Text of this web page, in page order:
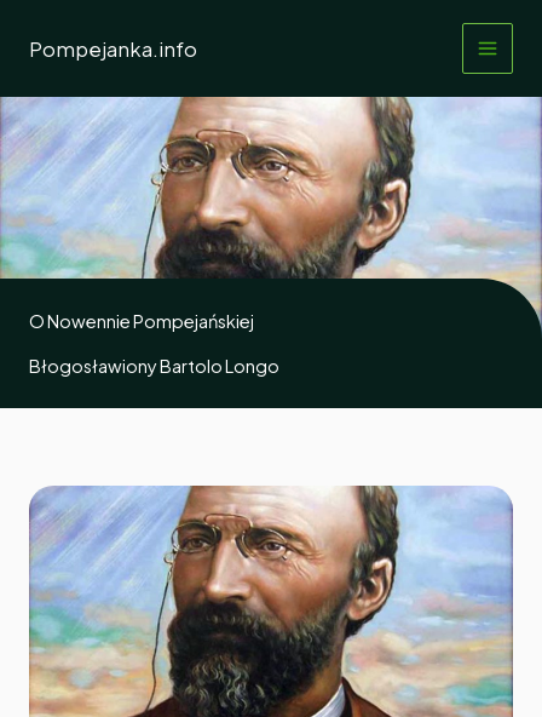
Pompejanka.info
O Nowennie Pompejańskiej
Błogosławiony Bartolo Longo